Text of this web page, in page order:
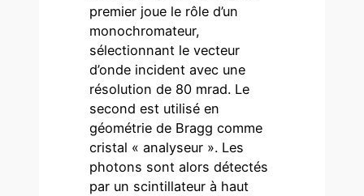
premier joue le rôle d’un
monochromateur,
sélectionnant le vecteur
d’onde incident avec une
résolution de 80 mrad. Le
second est utilisé en
géométrie de Bragg comme
cristal « analyseur ». Les
photons sont alors détectés
par un scintillateur à haut